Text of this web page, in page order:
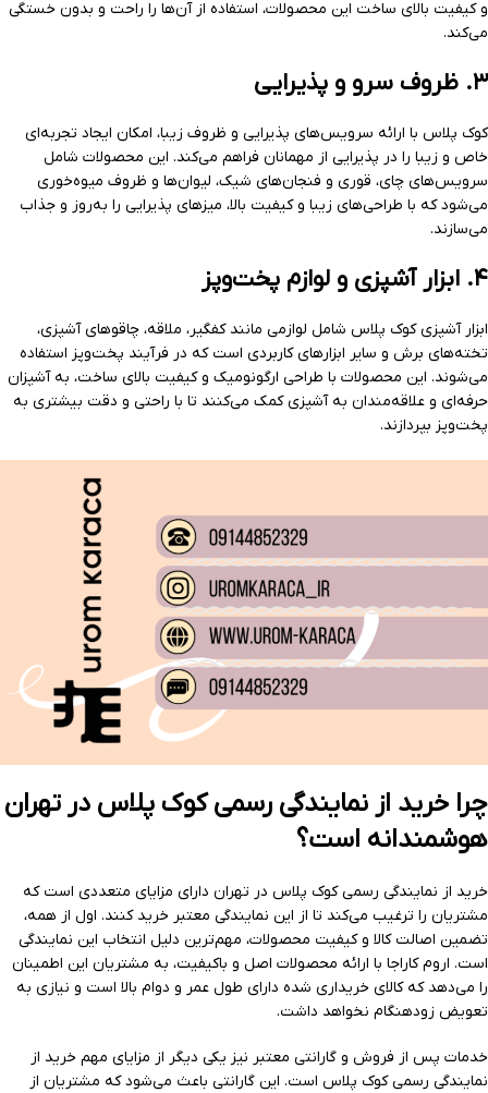
و کیفیت بالای ساخت این محصولات، استفاده از آن‌ها را راحت و بدون خستگی
می‌کند.
۳. ظروف سرو و پذیرایی
کوک پلاس با ارائه سرویس‌های پذیرایی و ظروف زیبا، امکان ایجاد تجربه‌ای
خاص و زیبا را در پذیرایی از مهمانان فراهم می‌کند. این محصولات شامل
سرویس‌های چای، قوری و فنجان‌های شیک، لیوان‌ها و ظروف میوه‌خوری
می‌شود که با طراحی‌های زیبا و کیفیت بالا، میزهای پذیرایی را به‌روز و جذاب
می‌سازند.
۴. ابزار آشپزی و لوازم پخت‌وپز
ابزار آشپزی کوک پلاس شامل لوازمی مانند کفگیر، ملاقه، چاقوهای آشپزی،
تخته‌های برش و سایر ابزارهای کاربردی است که در فرآیند پخت‌وپز استفاده
می‌شوند. این محصولات با طراحی ارگونومیک و کیفیت بالای ساخت، به آشپزان
حرفه‌ای و علاقه‌مندان به آشپزی کمک می‌کنند تا با راحتی و دقت بیشتری به
پخت‌وپز بپردازند.
چرا خرید از نمایندگی رسمی کوک پلاس در تهران
هوشمندانه است؟
خرید از نمایندگی رسمی کوک پلاس در تهران دارای مزایای متعددی است که
مشتریان را ترغیب می‌کند تا از این نمایندگی معتبر خرید کنند. اول از همه،
تضمین اصالت کالا و کیفیت محصولات، مهم‌ترین دلیل انتخاب این نمایندگی
است. اروم کاراجا با ارائه محصولات اصل و باکیفیت، به مشتریان این اطمینان
را می‌دهد که کالای خریداری شده دارای طول عمر و دوام بالا است و نیازی به
تعویض زودهنگام نخواهد داشت.
خدمات پس از فروش و گارانتی معتبر نیز یکی دیگر از مزایای مهم خرید از
نمایندگی رسمی کوک پلاس است. این گارانتی باعث می‌شود که مشتریان از